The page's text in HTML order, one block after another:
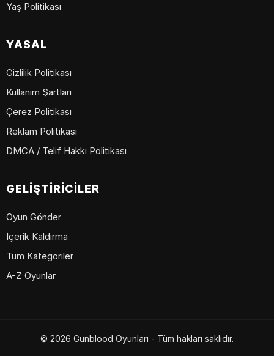
Yaş Politikası
YASAL
Gizlilik Politikası
Kullanım Şartları
Çerez Politikası
Reklam Politikası
DMCA / Telif Hakkı Politikası
GELIŞTIRICILER
Oyun Gönder
İçerik Kaldırma
Tüm Kategoriler
A-Z Oyunlar
© 2026 Gunblood Oyunları - Tüm hakları saklıdır.